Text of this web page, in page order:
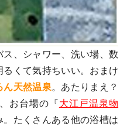
ス、シャワー、洗い場、数
くて気持ちいい。おまけ
ん天然温泉。あたりまえ？
お台場の『大江戸温泉物
たくさんある他の浴槽は